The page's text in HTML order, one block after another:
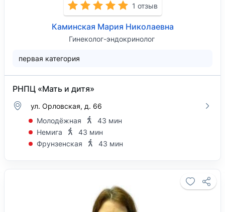
1 отзыв
Каминская Мария Николаевна
Гинеколог-эндокринолог
первая категория
РНПЦ «Мать и дитя»
ул. Орловская, д. 66
Молодёжная
43 мин
Немига
43 мин
Фрунзенская
43 мин